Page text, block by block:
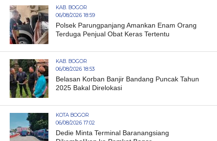
KAB. BOGOR
06/08/2026 18:59
Polsek Parungpanjang Amankan Enam Orang
Terduga Penjual Obat Keras Tertentu
KAB. BOGOR
06/08/2026 18:53
Belasan Korban Banjir Bandang Puncak Tahun
2025 Bakal Direlokasi
KOTA BOGOR
06/08/2026 17:02
Dedie Minta Terminal Baranangsiang